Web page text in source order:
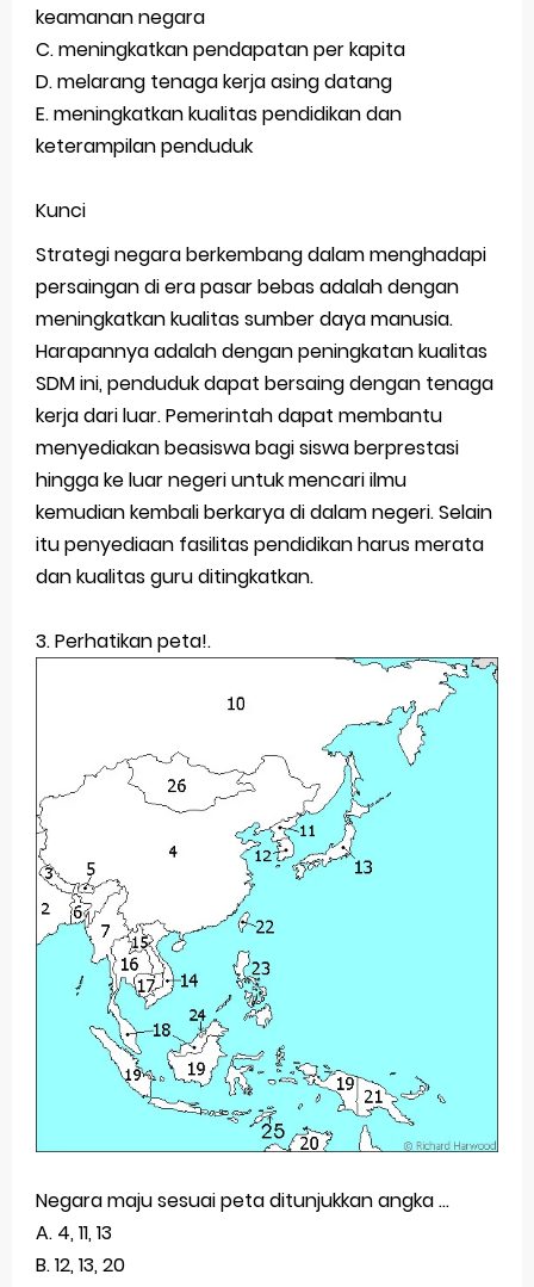
keamanan negara
C. meningkatkan pendapatan per kapita
D. melarang tenaga kerja asing datang
E. meningkatkan kualitas pendidikan dan
keterampilan penduduk
Kunci
Strategi negara berkembang dalam menghadapi
persaingan di era pasar bebas adalah dengan
meningkatkan kualitas sumber daya manusia.
Harapannya adalah dengan peningkatan kualitas
SDM ini, penduduk dapat bersaing dengan tenaga
kerja dari luar. Pemerintah dapat membantu
menyediakan beasiswa bagi siswa berprestasi
hingga ke luar negeri untuk mencari ilmu
kemudian kembali berkarya di dalam negeri. Selain
itu penyediaan fasilitas pendidikan harus merata
dan kualitas guru ditingkatkan.
3. Perhatikan peta!.
Negara maju sesuai peta ditunjukkan angka ...
A. 4, 11, 13
B. 12, 13, 20